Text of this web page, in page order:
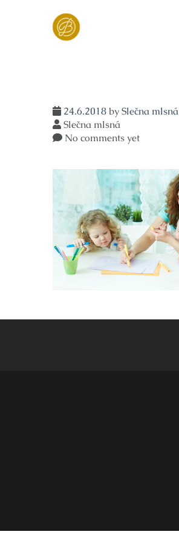
24.6.2018bySlečna mlsná
Slečna mlsná
No comments yet
Navigace